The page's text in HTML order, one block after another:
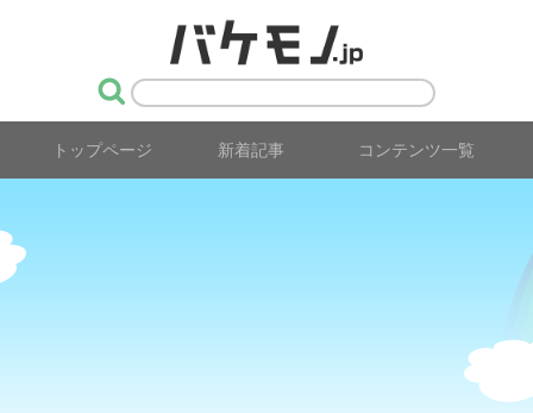
トップページ 新着記事 コンテンツ一覧